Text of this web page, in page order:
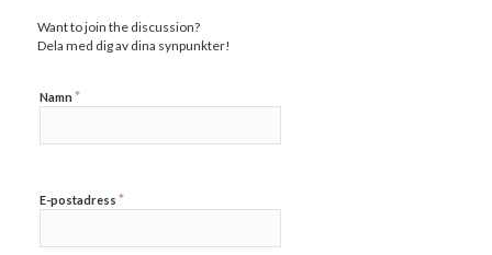
Want to join the discussion?
Dela med dig av dina synpunkter!
Namn *
E-postadress *